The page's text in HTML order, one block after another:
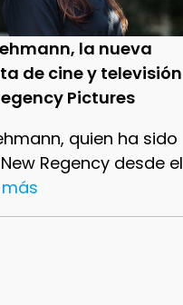
la nueva
de cine y televisión
Pictures
quien ha sido
Regency desde el
más